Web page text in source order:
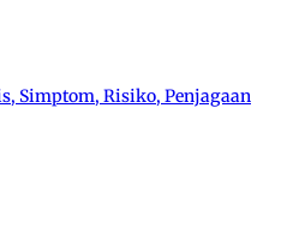
Simptom, Risiko, Penjagaan